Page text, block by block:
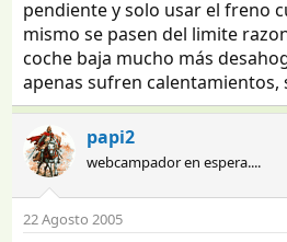
pendiente y solo usar el freno
mismo se pasen del limite
coche baja mucho más
apenas sufren calentamientos,
papi2
webcampador en espera....
22 Agosto 2005